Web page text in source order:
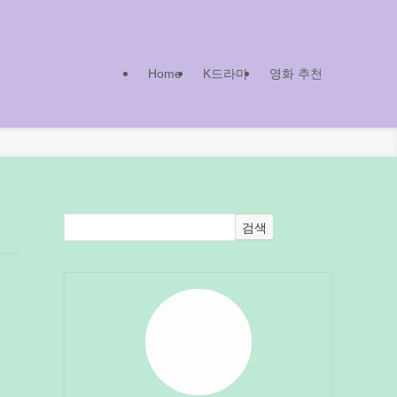
Home K드라마 영화 추천
검색